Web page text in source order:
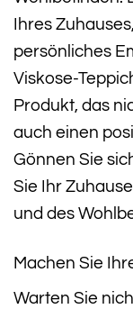
Ihres
persönliches
Viskose-
Produkt, das
auch einen
Gönnen Sie
Sie Ihr
und des
Machen Sie
Warten Sie